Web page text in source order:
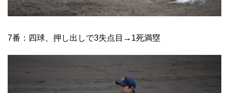
7番：四球、押し出しで3失点目→1死満塁